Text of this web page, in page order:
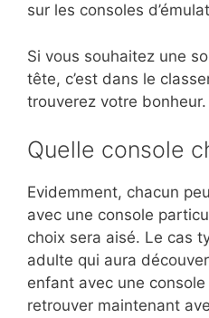
sur les consoles
Si vous souhaitez une
tête, c’est dans le
trouverez votre bonheur.
Quelle console
Evidemment, chacun
avec une console
choix sera aisé. Le cas
adulte qui aura
enfant avec une console
retrouver maintenant